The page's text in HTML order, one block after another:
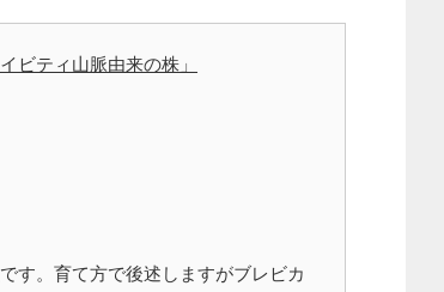
ビティ山脈由来の株」
す。育て方で後述しますがブレビカ